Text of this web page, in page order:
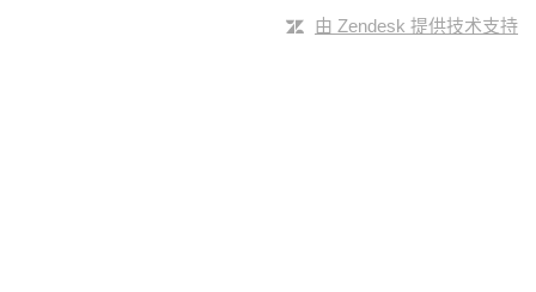
由 Zendesk 提供技术支持